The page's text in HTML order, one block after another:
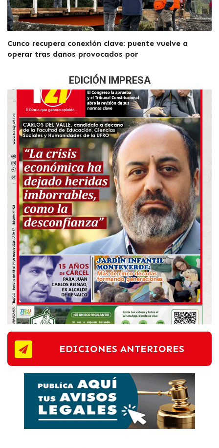
Cunco recupera conexión clave: puente vuelve a
operar tras daños provocados por
EDICIÓN IMPRESA
EDICIONES ANTERIORES